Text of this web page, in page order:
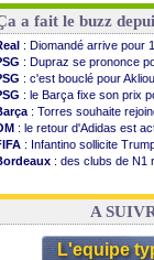
a fait le buzz
: Diomandé arrive pour
: Dupraz se prononce
: c'est bouclé pour
: le Barça fixe son prix
: Torres souhaite
: le retour d'Adidas est
: Infantino sollicite
: des clubs de N1
: le démenti de Leipzig
A
L'equipe